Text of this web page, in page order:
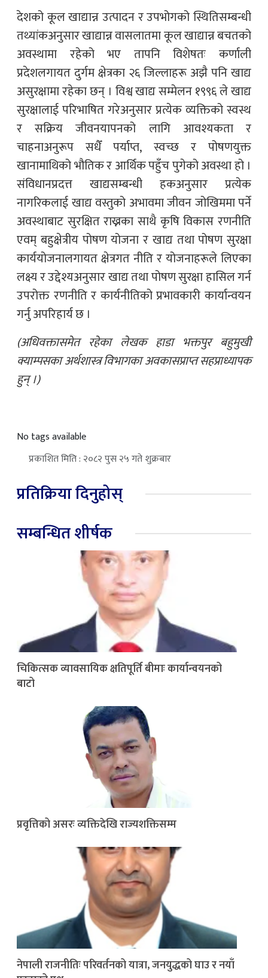
देशको कूल खाद्यान्न उत्पादन र उपभोगको स्थितिसम्बन्धी
तथ्यांकअनुसार खाद्यान्न वासलातमा कूल खाद्यान्न बचतको
अवस्थामा रहेको भए तापनि विशेषतः कर्णाली
प्रदेशलगायत दुर्गम क्षेत्रका २६ जिल्लाहरू अझै पनि खाद्य
असुरक्षामा रहेका छन् । विश्व खाद्य सम्मेलन १९९६ ले खाद्य
सुरक्षालाई परिभाषित गरेअनुसार प्रत्येक व्यक्तिको स्वस्थ
र सक्रिय जीवनयापनको लागि आवश्यकता र
चाहनाअनुरूप सधैँ पर्याप्त, स्वच्छ र पोषणयुक्त
खानामाथिको भौतिक र आर्थिक पहुँच पुगेको अवस्था हो ।
संविधानप्रदत्त खाद्यसम्बन्धी हकअनुसार प्रत्येक
नागरिकलाई खाद्य वस्तुको अभावमा जीवन जोखिममा पर्ने
अवस्थाबाट सुरक्षित राख्नका साथै कृषि विकास रणनीति
एवम् बहुक्षेत्रीय पोषण योजना र खाद्य तथा पोषण सुरक्षा
कार्ययोजनालगायत क्षेत्रगत नीति र योजनाहरूले लिएका
लक्ष्य र उद्देश्यअनुसार खाद्य तथा पोषण सुरक्षा हासिल गर्न
उपरोक्त रणनीति र कार्यनीतिको प्रभावकारी कार्यान्वयन
गर्नु अपरिहार्य छ ।
(अधिवक्तासमेत रहेका लेखक हाडा भक्तपुर बहुमुखी
क्याम्पसका अर्थशास्त्र विभागका अवकासप्राप्त सहप्राध्यापक
हुन् ।)
No tags available
प्रकाशित मिति : २०८२ पुस २५ गते शुक्रबार
प्रतिक्रिया दिनुहोस्
सम्बन्धित शीर्षक
चिकित्सक व्यावसायिक क्षतिपूर्ति बीमाः कार्यान्वयनको
बाटो
प्रवृत्तिको असरः व्यक्तिदेखि राज्यशक्तिसम्म
नेपाली राजनीतिः परिवर्तनको यात्रा, जनयुद्धको घाउ र नयाँ